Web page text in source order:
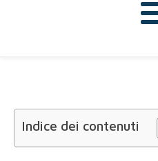
Indice dei contenuti